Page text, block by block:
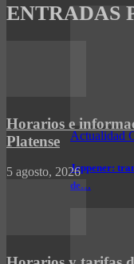
Actualidad
Jeppener:
de…
ENTRADAS
Horarios e
Platense
5 agosto, 2026